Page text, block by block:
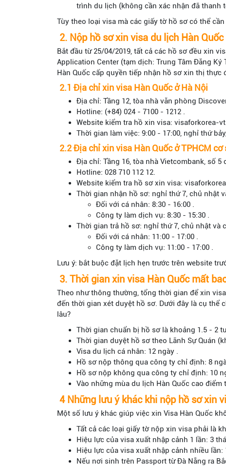
trình du lịch (không cần xác nhận đã thanh
Tùy theo loại visa mà các giấy tờ hồ sơ có thể
2. Nộp hồ sơ xin visa du lịch Hàn Quốc
Bắt đầu từ 25/04/2019, tất cả các hồ sơ đều xin
Application Center (tạm dịch: Trung Tâm Đăng
Hàn Quốc cấp quyền tiếp nhận hồ sơ xin thị thực
2.1 Địa chỉ xin visa Hàn Quốc ở Hà Nội
Địa chỉ: Tầng 12, tòa nhà văn phòng
Hotline: (+84) 024 - 7100 - 1212 .
Website kiểm tra hồ xin visa: visaforkorea-
Thời gian làm việc: 9:00 - 17:00, nghỉ thứ
2.2 Địa chỉ xin visa Hàn Quốc ở TPHCM cơ
Địa chỉ: Tầng 16, tòa nhà Vietcombank, số
Hotline: 028 710 112 12.
Website kiểm tra hồ sơ xin visa:
Thời gian nhận hồ sơ: nghỉ thứ 7, chủ nhật
Đối với cá nhân: 8:30 - 16:00 .
Công ty làm dịch vụ: 8:30 - 15:30 .
Thời gian trả hồ sơ: nghỉ thứ 7, chủ nhật và
Đối với cá nhân: 11:00 - 17:00 .
Công ty làm dịch vụ: 11:00 - 17:00 .
Lưu ý: bắt buộc đặt lịch hẹn trước trên website
3. Thời gian xin visa Hàn Quốc mất
Theo như thông thường, tổng thời gian để xin
đến thời gian xét duyệt hồ sơ. Dưới đây là cụ thể
lâu?
Thời gian chuẩn bị hồ sơ là khoảng 1.5 - 2
Thời gian duyệt hồ sơ theo Lãnh Sự Quán
Visa du lịch cá nhân: 12 ngày .
Hồ sơ nộp thông qua công ty chỉ định: 8
Hồ sơ nộp không qua công ty chỉ định: 10
Vào những mùa du lịch Hàn Quốc cao
4 Những lưu ý khác khi nộp hồ sơ xin
Một số lưu ý khác giúp việc xin Visa Hàn Quốc
Tất cả các loại giấy tờ nộp xin visa phải là
Hiệu lực của visa xuất nhập cảnh 1 lần: 3
Hiệu lực của visa xuất nhập cảnh nhiều lần:
Nếu nơi sinh trên Passport từ Đà Nẵng ra